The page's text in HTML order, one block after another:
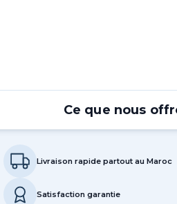
Ce que nous
Livraison rapide partout au Maroc
Satisfaction garantie